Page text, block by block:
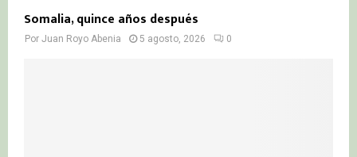
Somalia, quince años después
Por Juan Royo Abenia 5 agosto, 2026 0